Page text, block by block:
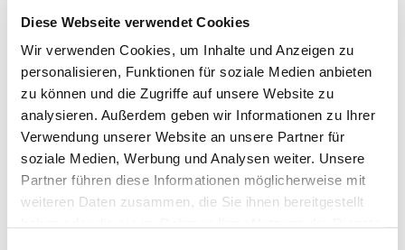
Diese Webseite verwendet Cookies
Wir verwenden Cookies, um Inhalte und Anzeigen zu
personalisieren, Funktionen für soziale Medien anbieten
zu können und die Zugriffe auf unsere Website zu
analysieren. Außerdem geben wir Informationen zu Ihrer
Verwendung unserer Website an unsere Partner für
soziale Medien, Werbung und Analysen weiter. Unsere
Partner führen diese Informationen möglicherweise mit
weiteren Daten zusammen, die Sie ihnen bereitgestellt